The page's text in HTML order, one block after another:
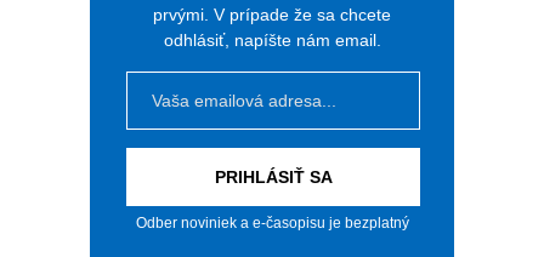
prvými. V prípade že sa chcete
odhlásiť, napíšte nám email.
PRIHLÁSIŤ SA
Odber noviniek a e-časopisu je bezplatný